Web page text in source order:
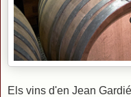
Els vins d'en Jean